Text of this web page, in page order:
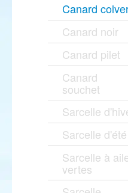
Canard
Canard noir
Canard pilet
Canard
souchet
Sarcelle
Sarcelle d'été
Sarcelle à
vertes